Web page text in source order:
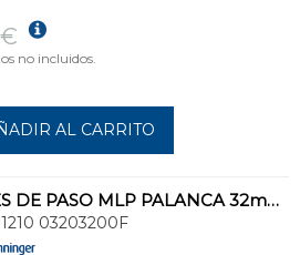
€
no incluidos.
AL CARRITO
LLAVES DE PASO MLP PALANCA 32mm DE LA GAMA >B< FLEX - MLP
03203200F